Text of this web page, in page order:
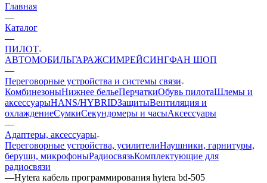
Главная
—
Каталог
—
ПИЛОТ
АВТОМОБИЛЬГАРАЖСИМРЕЙСИНГФАН ШОП
—
Переговорные устройства и системы связи
КомбинезоныНижнее бельеПерчаткиОбувь пилотаШлемы и
аксессуарыHANS/HYBRIDЗащитыВентиляция и
охлаждениеСумкиСекундомеры и часыАксессуары
—
Адаптеры, аксессуары
Переговорные устройства, усилителиНаушники, гарнитуры,
беруши, микрофоныРадиосвязьКомплектующие для
радиосвязи
—Hytera кабель программирования hytera bd-505